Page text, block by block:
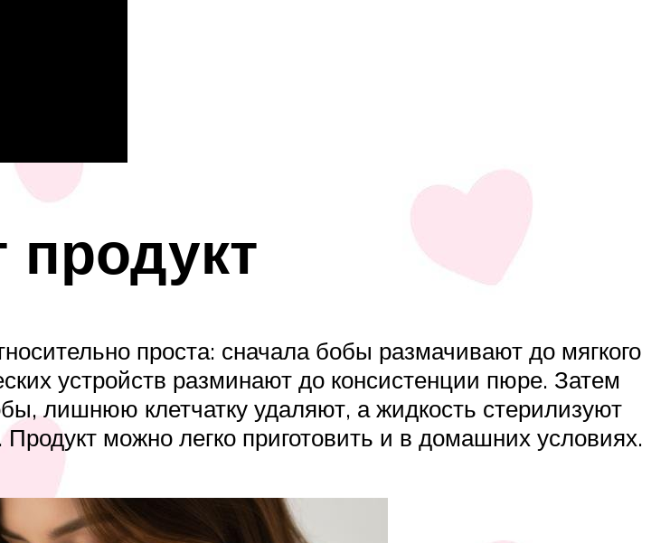
продукт
проста: сначала бобы размачивают до мягкого
устройств разминают до консистенции пюре. Затем
лишнюю клетчатку удаляют, а жидкость стерилизуют
можно легко приготовить и в домашних условиях.